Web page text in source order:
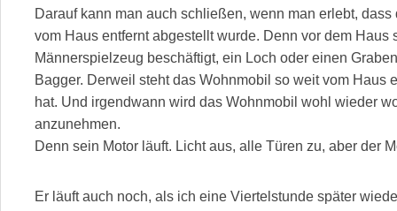
Darauf kann man auch schließen, wenn man erlebt,
vom Haus entfernt abgestellt wurde. Denn vor dem
Männerspielzeug beschäftigt, ein Loch oder einen
Bagger. Derweil steht das Wohnmobil so weit vom Haus
hat. Und irgendwann wird das Wohnmobil wohl wieder
anzunehmen.
Denn sein Motor läuft. Licht aus, alle Türen zu, aber der
Er läuft auch noch, als ich eine Viertelstunde später